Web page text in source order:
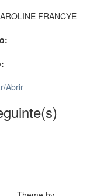
FRANCYE
Abrir